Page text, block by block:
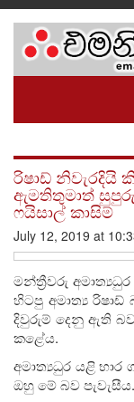
රිෂාඩ් නිවැරදියි
ඇමතිතුමාත්
ෆයිසාල් කාසිම්
July 12, 2019 at
මන්ත්‍රීවරු
හිටපු අමාත්‍ය රිෂාඩ්
දිවුරුම් දෙනු ඇති
කළේය.
අමාත්‍යධුර යළි
ඔහු මේ බව පැවැසීය.